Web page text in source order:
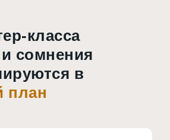
класса
сомнения
в
план